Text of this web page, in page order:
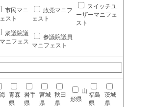
市民マニ
スト
政党マニフ
ェスト
スイッチユ
ーザーマニフェ
スト
衆議院議
ニフェス
参議院議員
マニフェスト
青森
県
岩手
県
宮城
県
秋田
県
山
形県
福島
県
茨城
県